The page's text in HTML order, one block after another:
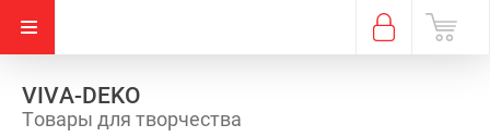
VIVA-DEKO
Товары для творчества